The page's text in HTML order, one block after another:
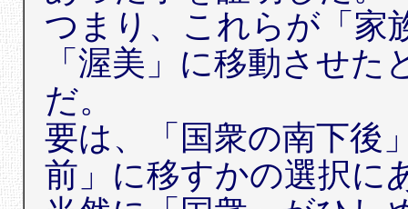
つまり、これらが「家
「渥美」に移動させ
だ。
要は、「国衆の南下後
前」に移すかの選択に